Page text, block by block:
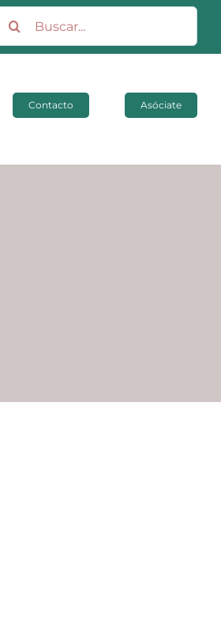
Buscar:
Contacto Asóciate